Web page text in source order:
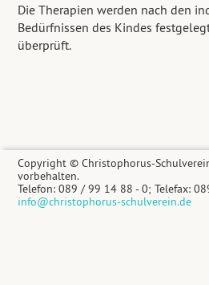
Die Therapien werden nach den
Bedürfnissen des Kindes
überprüft.
Copyright © Christophorus-
vorbehalten.
Telefon: 089 / 99 14 88 - 0; Telefax:
info@christophorus-schulverein.de